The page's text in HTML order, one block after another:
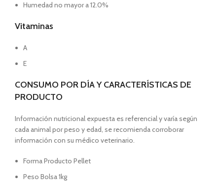
Humedad no mayor a 12.0%
Vitaminas
A
E
CONSUMO POR DÍA Y CARACTERÍSTICAS DE
PRODUCTO
Información nutricional expuesta es referencial y varía según
cada animal por peso y edad, se recomienda corroborar
información con su médico veterinario.
Forma Producto Pellet
Peso Bolsa 1kg